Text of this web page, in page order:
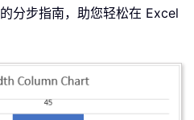
分步指南，助您轻松在 Excel